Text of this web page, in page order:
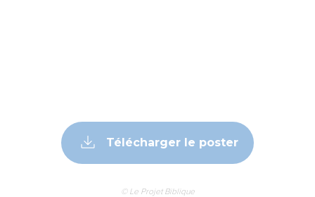
Télécharger le poster
© Le Projet Biblique